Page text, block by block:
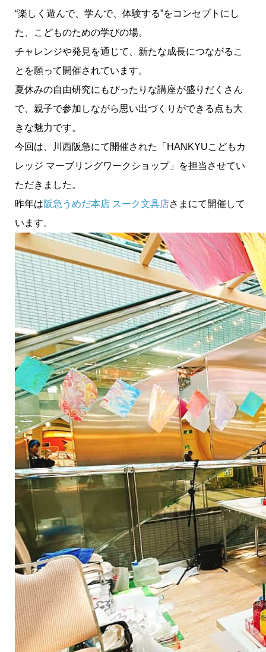
“楽しく遊んで、学んで、体験する”をコンセプトにし
た、こどものための学びの場。
チャレンジや発見を通じて、新たな成長につながるこ
とを願って開催されています。
夏休みの自由研究にもぴったりな講座が盛りだくさん
で、親子で参加しながら思い出づくりができる点も大
きな魅力です。
今回は、川西阪急にて開催された「HANKYUこどもカ
レッジ マーブリングワークショップ」を担当させてい
ただきました。
昨年は阪急うめだ本店 スーク文具店さまにて開催して
います。